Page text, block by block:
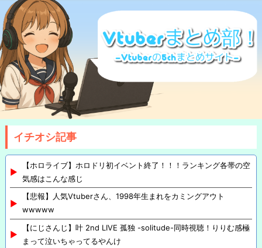
イチオシ記事
【ホロライブ】ホロドリ初イベント終了！！！ランキング各帯の空
気感はこんな感じ
【悲報】人気Vtuberさん、1998年生まれをカミングアウト
wwwww
【にじさんじ】叶 2nd LIVE 孤独 -solitude-同時視聴！りりむ感極
まって泣いちゃってるやんけ